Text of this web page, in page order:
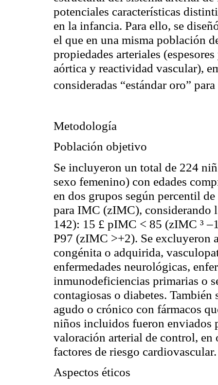
potenciales características
en la infancia. Para ello, se
el que en una misma población
propiedades arteriales
aórtica y reactividad vascular),
consideradas “estándar oro”
Metodología
Población objetivo
Se incluyeron un total de 224
sexo femenino) con edades
en dos grupos según percentil
para IMC (zIMC), considerando
142): 15 £ pIMC < 85 (zIMC ³
P97 (zIMC >+2). Se excluyeron
congénita o adquirida,
enfermedades neurológicas,
inmunodeficiencias primarias o
contagiosas o diabetes.
agudo o crónico con fármacos
niños incluidos fueron enviados
valoración arterial de control, en
factores de riesgo
Aspectos éticos